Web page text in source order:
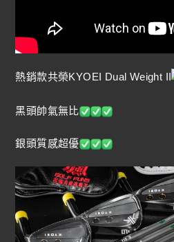
熱銷款共榮KYOEI Dual Weight II
黑頭帥氣無比
銀頭質感超優